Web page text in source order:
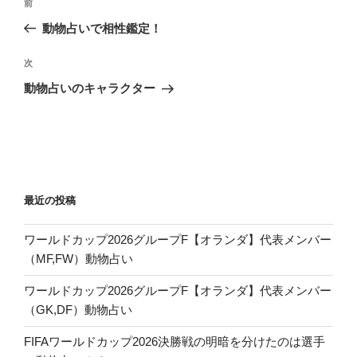
ビ
ゲ
前
の
稿
前
動物占いで相性鑑定！
次
の
次
動物占いのキャラクター
最近の投稿
ワールドカップ2026グループF【オランダ】代表メンバー
（MF,FW）動物占い
ワールドカップ2026グループF【オランダ】代表メンバー
（GK,DF）動物占い
FIFAワールドカップ2026決勝戦の明暗を分けたのは選手